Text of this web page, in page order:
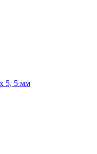
5, 5 мм